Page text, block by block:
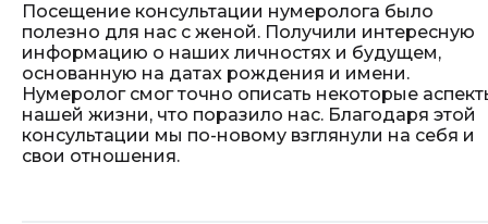
Посещение консультации нумеролога было
полезно для нас с женой. Получили интересную
информацию о наших личностях и будущем,
основанную на датах рождения и имени.
Нумеролог смог точно описать некоторые
нашей жизни, что поразило нас. Благодаря этой
консультации мы по-новому взглянули на себя и
свои отношения.